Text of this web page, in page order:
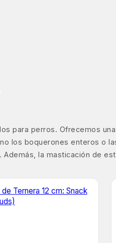
para perros. Ofrecemos
los boquerones enteros o
la masticación de